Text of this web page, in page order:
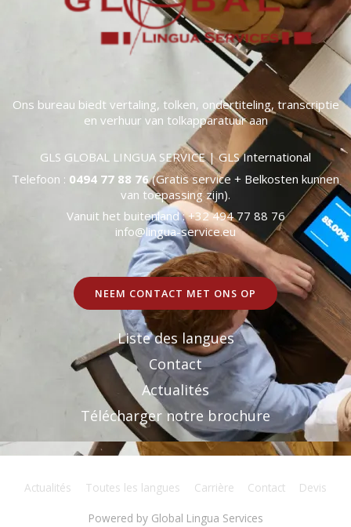
Ons bureau biedt vertaling, tolken, ondertiteling, transcriptie
en verhuur van tolkapparatuur aan
GLS GLOBAL LINGUA SERVICE | GLS International
Telefoon : 0494 77 88 76(Gratis service + Belkosten kunnen
van toepassing zijn).
Vanuit het buitenland : +32 494 77 88 76
info@lingua-service.eu
NEEM CONTACT MET ONS OP
Liste des langues
Contact
Actualités
Télécharger notre brochure
Actualités Toutes les langues Carrière Contact Devis
Powered by Global Lingua Services